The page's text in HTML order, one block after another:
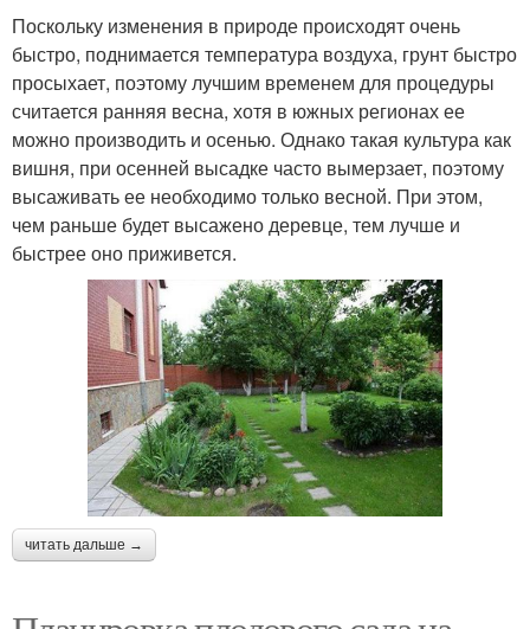
Фруктовый сад Кустарники в саду
Классический сад Правильный сад
Дерева для сада Сад на даче
Плодовые кустарники
Плодово-фруктовый
сад
Сад на небольшом
участке
Поскольку изменения в природе происходят очень
быстро, поднимается температура воздуха, грунт быстро
просыхает, поэтому лучшим временем для процедуры
считается ранняя весна, хотя в южных регионах ее
можно производить и осенью. Однако такая культура как
вишня, при осенней высадке часто вымерзает, поэтому
высаживать ее необходимо только весной. При этом,
чем раньше будет высажено деревце, тем лучше и
быстрее оно приживется.
читать дальше →